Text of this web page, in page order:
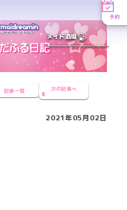
予約
メイド酒場
記事一覧 次の記事へ
2021年05月02日